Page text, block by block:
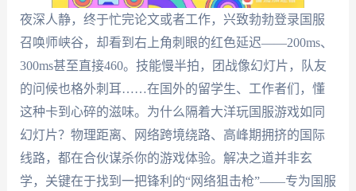
夜深人静，终于忙完论文或者工作，兴致勃勃登录国服
召唤师峡谷，却看到右上角刺眼的红色延迟——200ms、
300ms甚至直接460。技能慢半拍，团战像幻灯片，队友
的问候也格外刺耳……在国外的留学生、工作者们，懂
这种卡到心碎的滋味。为什么隔着大洋玩国服游戏如同
幻灯片？物理距离、网络跨境绕路、高峰期拥挤的国际
线路，都在合伙谋杀你的游戏体验。解决之道并非玄
学，关键在于找到一把锋利的“网络狙击枪”——专为国服